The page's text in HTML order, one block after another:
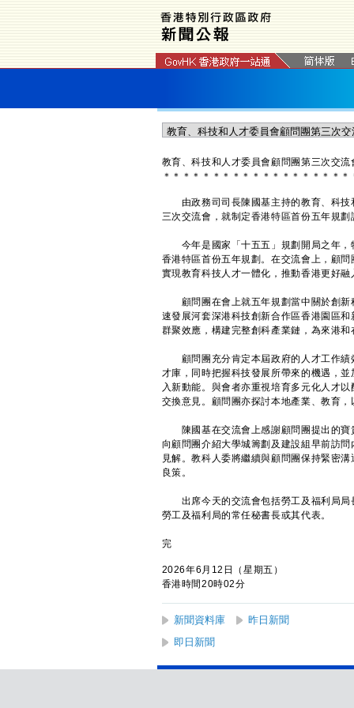
教育、科技和人才委員會顧問團第三次交流
＊ ＊ ＊ ＊ ＊ ＊ ＊ ＊ ＊ ＊ ＊ ＊ ＊ ＊ ＊ ＊ ＊ ＊ ＊
由政務司司長陳國基主持的教育、科技
三次交流會，就制定香港特區首份五年規劃
今年是國家「十五五」規劃開局之年，
香港特區首份五年規劃。在交流會上，顧
實現教育科技人才一體化，推動香港更好融
顧問團在會上就五年規劃當中關於創新
速發展河套深港科技創新合作區香港園區
群聚效應，構建完整創科產業鏈，為來港和
顧問團充分肯定本屆政府的人才工作績
才庫，同時把握科技發展所帶來的機遇，
入新動能。與會者亦重視培育多元化人才
交換意見。顧問團亦探討本地產業、教育
陳國基在交流會上感謝顧問團提出的寶
向顧問團介紹大學城籌劃及建設組早前訪
見解。教科人委將繼續與顧問團保持緊密
良策。
出席今天的交流會包括勞工及福利局局
勞工及福利局的常任秘書長或其代表。
完
2026年6月12日（星期五）
香港時間20時02分
新聞資料庫 昨日新聞
即日新聞